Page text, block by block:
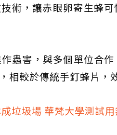
術，讓赤眼卵寄生蜂
蟲害，與多個單位合
相較於傳統手釘蜂片，
垃圾場 華梵大學測試